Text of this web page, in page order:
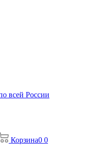
всей России
Корзина0 0